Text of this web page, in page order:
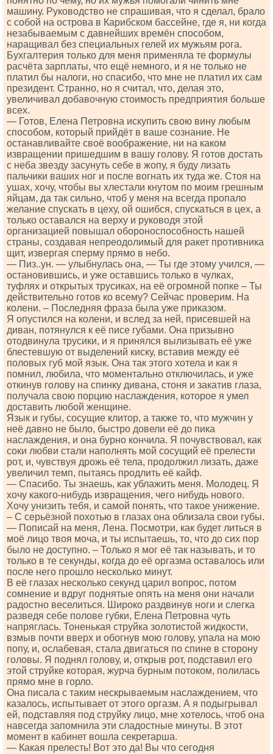
машину. Руководство не спрашивая, что я сделал, брало
с собой на острова в Карибском бассейне, где я, ни когда
незабываемым с давнейших времён способом,
наращивал без специальных гелей их мужьям рога.
Бухгалтерия только для меня применяла те формулы
расчёта зарплаты, что ещё немного, и я не только не
платил бы налоги, но спасибо, что мне не платил их сам
президент. Странно, но я считал, что, делая это,
увеличивал добавочную стоимость предприятия больше
всех.
— Готов, Елена Петровна искупить свою вину любым
способом, который прийдёт в ваше сознание. Не
останавливайте своё воображение, ни на каком
извращении пришедшим в вашу голову. Я готов достать
с неба звезду засунуть себе в жопу, я буду лизать
пальчики ваших ног и после вогнать их туда же. Стоя на
ушах, хочу, чтобы вы хлестали кнутом по моим грешным
яйцам, да так сильно, чтоб у меня на всегда пропало
желание спускать в цеху, ой ошибся, спускаться в цех, а
только оставался на верху и руководя этой
организацией повышал обороноспособность нашей
страны, создавая непреодолимый для ракет противника
щит, извергая сперму прямо в небо.
— Пиз..ун. — улыбнулась она, — Ты где этому учился, —
остановившись, и уже оставшись только в чулках,
туфлях и открытых трусиках, на её огромной попке – Ты
действительно готов ко всему? Сейчас проверим. На
колени. – Последняя фраза была уже приказом.
Я опустился на колени, и вслед за ней, присевшей на
диван, потянулся к её писе губами. Она призывно
отодвинула трусики, и я принялся вылизывать её уже
блестевшую от выделений киску, вставив между её
половых губ мой язык. Она так этого хотела и как я
помнил, любила, что моментально отключилась, и уже
откинув голову на спинку дивана, стоня и закатив глаза,
получала свою порцию наслаждения, которое я умел
доставить любой женщине.
Язык и губы, сосущие клитор, а также то, что мужчин у
неё давно не было, быстро довели её до пика
наслаждения, и она бурно кончила. Я почувствовал, как
соки любви стали наполнять мой сосущий её прелести
рот, и, чувствуя дрожь её тела, продолжил лизать, даже
увеличил темп, пытаясь продлить её кайф.
— Спасибо. Ты знаешь, как ублажить меня. Молодец. Я
хочу какого-нибудь извращения, чего нибудь нового.
Хочу унизить тебя, и самой понять, что такое унижение.
– С серьёзной похотью в глазах она облизала свои губы.
— Пописай на меня, Лена. Посмотри, как будет литься в
моё лицо твоя моча, и ты испытаешь, то, что до сих пор
было не доступно. – Только я мог её так называть, и то
только в те секунды, когда до её оргазма оставалось или
после него прошло несколько минут.
В её глазах несколько секунд царил вопрос, потом
сомнение и вдруг поднятые опять на меня они начали
радостно веселиться. Широко раздвинув ноги и слегка
разведя себе полове губки, Елена Петровна чуть
напряглась. Тоненькая струйка золотистой жидкости,
взмыв почти вверх и обогнув мою голову, упала на мою
попу, и, ослабевая, стала двигаться по спине в сторону
головы. Я поднял голову, и, открыв рот, подставил его
этой струйке которая, журча бурным потоком, полилась
прямо мне в горло.
Она писала с таким нескрываемым наслаждением, что
казалось, испытывает от этого оргазм. А я подыгрывал
ей, подставляя под струйку лицо, мне хотелось, чтоб она
навсегда запомнила эти сладостные минуты. В этот
момент в кабинет вошла секретарша.
— Какая прелесть! Вот это да! Вы что сегодня